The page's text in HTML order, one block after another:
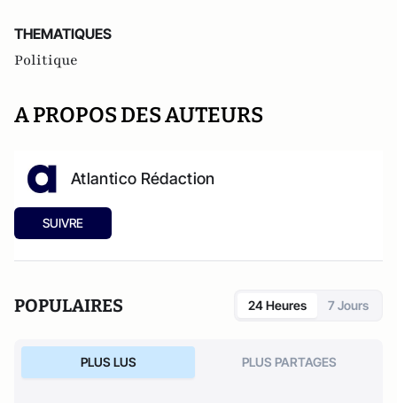
THEMATIQUES
Politique
A PROPOS DES AUTEURS
Atlantico Rédaction
SUIVRE
POPULAIRES 24 Heures 7 Jours
PLUS LUS PLUS PARTAGES